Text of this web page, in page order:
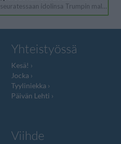
Yhteistyössä
Kesä!
Jocka
Tyyliniekka
Päivän Lehti
Viihde